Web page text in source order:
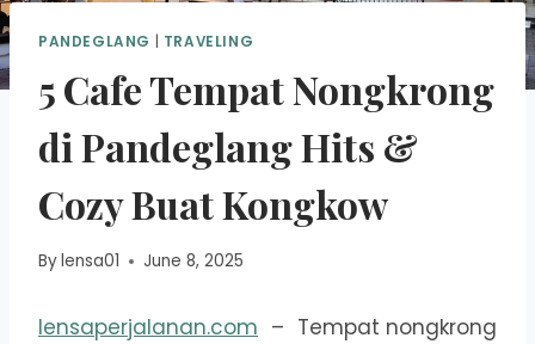
PANDEGLANG | TRAVELING
5 Cafe Tempat Nongkrong
di Pandeglang Hits &
Cozy Buat Kongkow
Bylensa01 June 8, 2025
lensaperjalanan.com – Tempat nongkrong